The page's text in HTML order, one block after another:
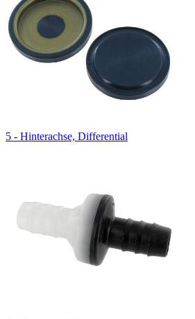
5 - Hinterachse, Differential